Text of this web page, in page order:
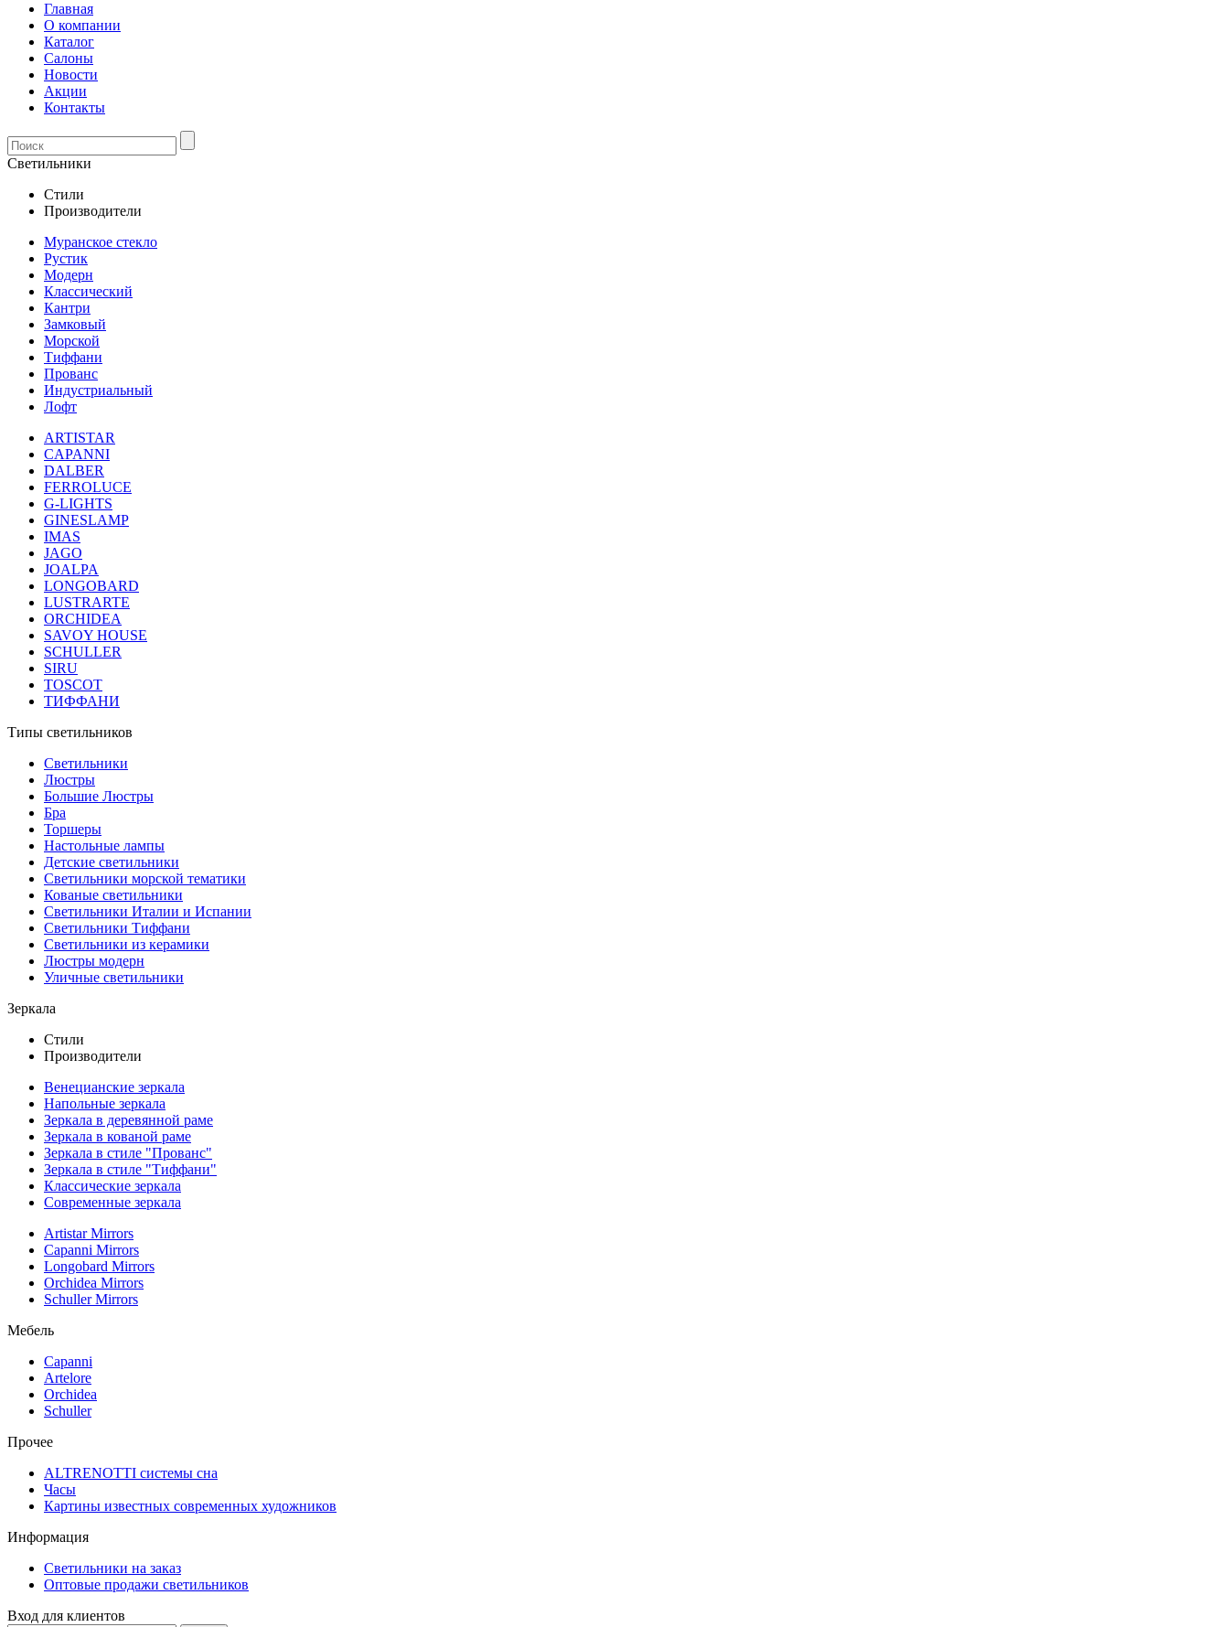
Главная
О компании
Каталог
Салоны
Новости
Акции
Контакты
Светильники
Стили
Производители
Муранское стекло
Рустик
Модерн
Классический
Кантри
Замковый
Морской
Тиффани
Прованс
Индустриальный
Лофт
ARTISTAR
CAPANNI
DALBER
FERROLUCE
G-LIGHTS
GINESLAMP
IMAS
JAGO
JOALPA
LONGOBARD
LUSTRARTE
ORCHIDEA
SAVOY HOUSE
SCHULLER
SIRU
TOSCOT
ТИФФАНИ
Типы светильников
Светильники
Люстры
Большие Люстры
Бра
Торшеры
Настольные лампы
Детские светильники
Светильники морской тематики
Кованые светильники
Светильники Италии и Испании
Светильники Тиффани
Светильники из керамики
Люстры модерн
Уличные светильники
Зеркала
Стили
Производители
Венецианские зеркала
Напольные зеркала
Зеркала в деревянной раме
Зеркала в кованой раме
Зеркала в стиле "Прованс"
Зеркала в стиле "Тиффани"
Классические зеркала
Современные зеркала
Artistar Mirrors
Capanni Mirrors
Longobard Mirrors
Orchidea Mirrors
Schuller Mirrors
Мебель
Capanni
Artelore
Orchidea
Schuller
Прочее
ALTRENOTTI системы сна
Часы
Картины известных современных художников
Информация
Светильники на заказ
Оптовые продажи светильников
Вход для клиентов